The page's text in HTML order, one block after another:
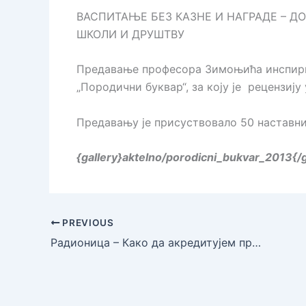
ВАСПИТАЊЕ БЕЗ КАЗНЕ И НАГРАДЕ –
ШКОЛИ И ДРУШТВУ
Предавање професора Зимоњића
„Породични буквар“, за коју је
Предавању је присуствовало 50
{gallery}aktelno/porodicni_bukvar_2013{/
PREVIOUS
Радионица – Како да акредитујем програм стручног усавршавања